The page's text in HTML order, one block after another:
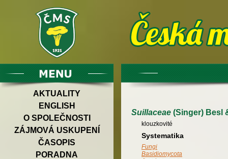
AKTUALITY
ENGLISH
O SPOLEČNOSTI
ZÁJMOVÁ USKUPENÍ
ČASOPIS
PORADNA
Suillaceae (Singer) Besl
klouzkovité
Systematika
Fungi
Basidiomycota